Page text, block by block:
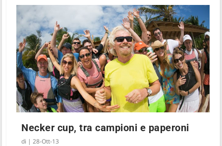
Necker cup, tra campioni e paperoni
di |28-Ott-13